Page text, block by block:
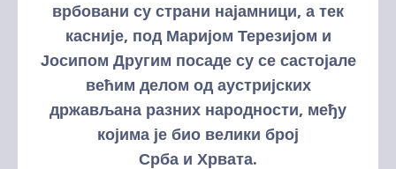
врбовани су страни најамници, а тек
касније, под Маријом Терезијом и
Јосипом Другим посаде су се састојале
већим делом од аустријских
држављана разних народности, међу
којима је био велики број
Срба и Хрвата.